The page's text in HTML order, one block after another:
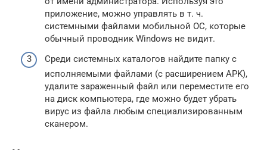
приложение, можно управлять в т. ч.
системными файлами мобильной ОС, которые
обычный проводник Windows не видит.
Среди системных каталогов найдите папку с
исполняемыми файлами (с расширением APK),
удалите зараженный файл или переместите его
на диск компьютера, где можно будет убрать
вирус из файла любым специализированным
сканером.